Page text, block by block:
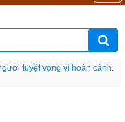
đường cũng chỉ là anh đưa